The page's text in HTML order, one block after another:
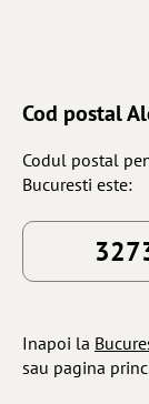
Cod postal
Codul postal
Bucuresti este:
Inapoi la
sau pagina